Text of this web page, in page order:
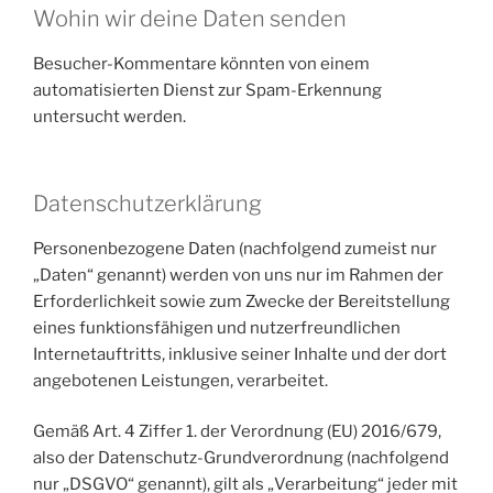
Wohin wir deine Daten senden
Besucher-Kommentare könnten von einem
automatisierten Dienst zur Spam-Erkennung
untersucht werden.
Datenschutzerklärung
Personenbezogene Daten (nachfolgend zumeist nur
„Daten“ genannt) werden von uns nur im Rahmen der
Erforderlichkeit sowie zum Zwecke der Bereitstellung
eines funktionsfähigen und nutzerfreundlichen
Internetauftritts, inklusive seiner Inhalte und der dort
angebotenen Leistungen, verarbeitet.
Gemäß Art. 4 Ziffer 1. der Verordnung (EU) 2016/679,
also der Datenschutz-Grundverordnung (nachfolgend
nur „DSGVO“ genannt), gilt als „Verarbeitung“ jeder mit